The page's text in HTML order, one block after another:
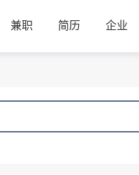
兼职 简历 企业